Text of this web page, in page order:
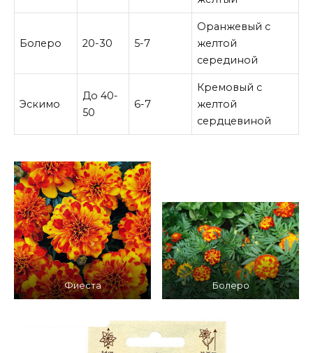
Болеро 20-30 5-7
Оранжевый с
желтой
серединой
Эскимо
До 40-
50
6-7
Кремовый с
желтой
сердцевиной
Фиеста Болеро